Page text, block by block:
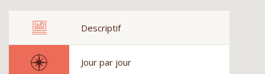
Descriptif
Jour par jour